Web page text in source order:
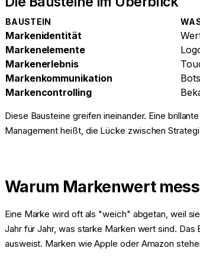
BAUSTEIN
Markenidentität
Markenelemente
Markenerlebnis
Markenkommunikation
Markencontrolling
Diese Bausteine greifen ineinander. Eine
Management heißt, die Lücke zwischen
Warum Markenwert
Eine Marke wird oft als "weich" abgetan, weil
Jahr für Jahr, was starke Marken wert sind.
ausweist. Marken wie Apple oder Amazon